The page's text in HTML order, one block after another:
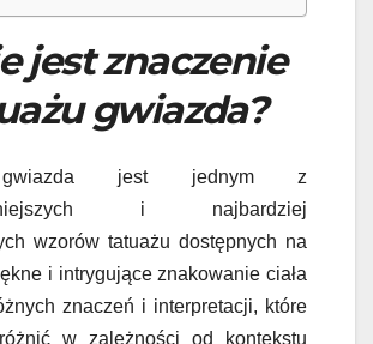
jest znaczenie
gwiazda?
jest jednym z
i najbardziej
wzorów tatuażu dostępnych na
i intrygujące znakowanie ciała
znaczeń i interpretacji, które
w zależności od kontekstu